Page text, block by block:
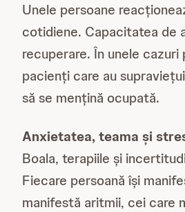
Unele persoane
cotidiene. Capacitatea de
recuperare. În unele
pacienți care au
să se mențină ocupată.
Anxietatea, teama și
Boala, terapiile și
Fiecare persoană își
manifestă aritmii, cei care